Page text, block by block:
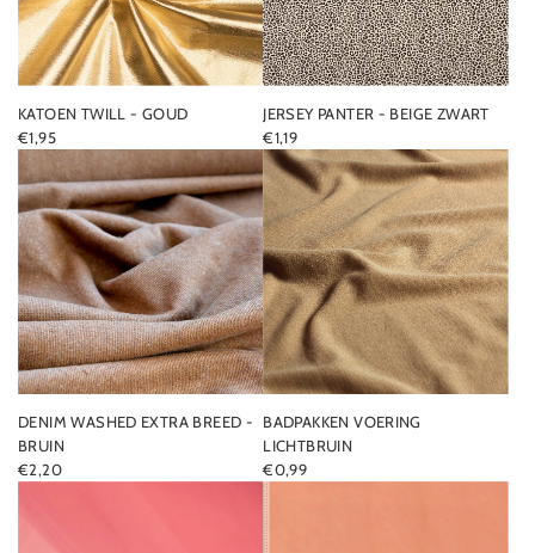
KATOEN TWILL - GOUD
€1,95
JERSEY PANTER - BEIGE ZWART
€1,19
DENIM WASHED EXTRA BREED -
BRUIN
€2,20
BADPAKKEN VOERING
LICHTBRUIN
€0,99